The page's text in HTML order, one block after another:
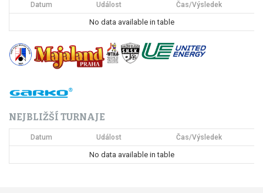
p
r
o
ř
í
s
Datum Událost Čas/Výsledek
No data available in table
NEJBLIŽŠÍ TURNAJE
Datum Událost Čas/Výsledek
No data available in table